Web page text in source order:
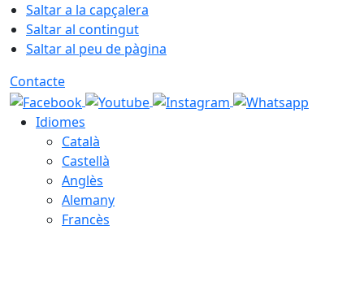
Saltar a la capçalera
Saltar al contingut
Saltar al peu de pàgina
Contacte
Idiomes
Català
Castellà
Anglès
Alemany
Francès